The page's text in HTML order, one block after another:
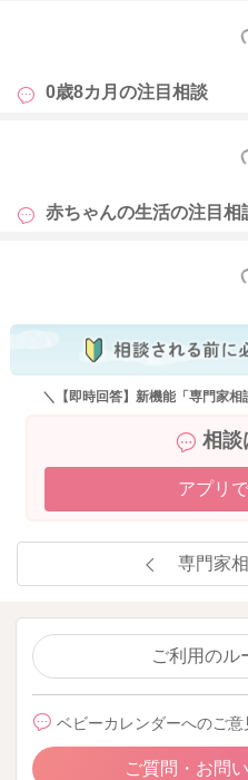
もっ
0歳8カ月の注目相談
もっ
赤ちゃんの生活の注目相
もっ
＼【即時回答】新機能「専門家
相談
アプリ
専門家
ご利用のル
ベビーカレンダーへのご
ご質問・お問